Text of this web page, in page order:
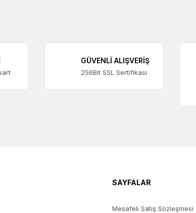
GÜVENLİ ALIŞVERİŞ
256Bit SSL Sertifikası
SAYFALAR
Mesafeli Satış Sözleşmesi